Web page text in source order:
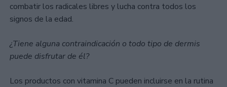
combatir los radicales libres y lucha contra todos los
signos de la edad.
¿Tiene alguna contraindicación o todo tipo de dermis
puede disfrutar de él?
Los productos con vitamina C pueden incluirse en la rutina